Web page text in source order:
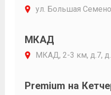
ул. Большая
МКАД
МКАД, 2-3 км, д.7,
Premium на